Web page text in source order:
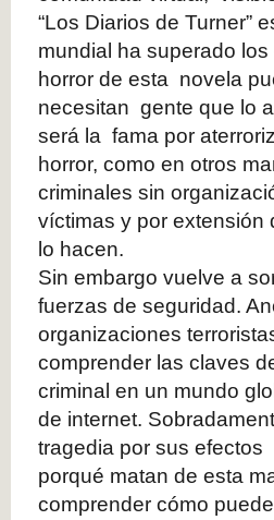
“Los Diarios de Turner”
mundial ha superado
horror de esta novela
necesitan gente que lo
será la fama por
horror, como en otros
criminales sin
víctimas y por extensión
lo hacen.
Sin embargo vuelve a
fuerzas de seguridad.
organizaciones
comprender las claves
criminal en un mundo
de internet.
tragedia por sus
porqué matan de esta
comprender cómo